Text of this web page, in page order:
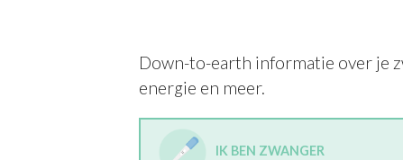
Down-to-earth informatie over je
energie en meer.
IK BEN ZWANGER